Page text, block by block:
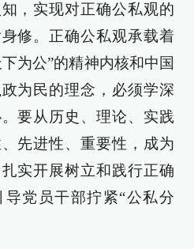
，实现对正确公私观的
修。正确公私观承载着
为公”的精神内核和中国
为民的理念，必须学深
要从历史、理论、实践
先进性、重要性，成为
实开展树立和践行正确
党员干部拧紧“公私分